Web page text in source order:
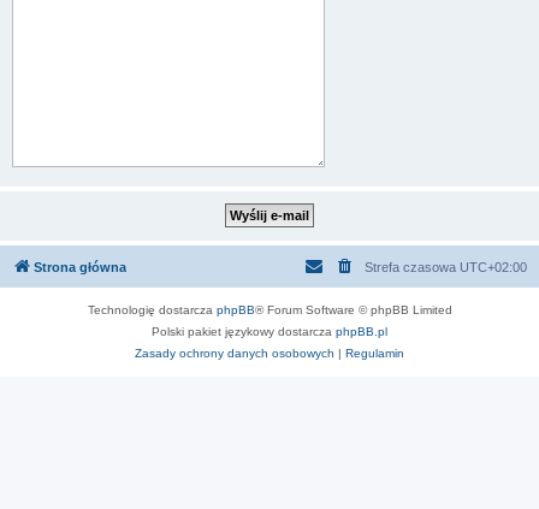
Strona główna Strefa czasowa UTC+02:00
Technologię dostarcza phpBB® Forum Software © phpBB Limited
Polski pakiet językowy dostarcza phpBB.pl
Zasady ochrony danych osobowych | Regulamin